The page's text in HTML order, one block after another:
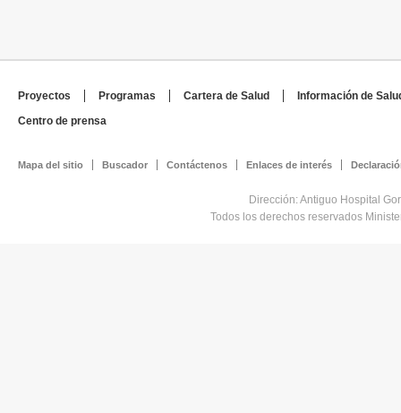
Proyectos Programas Cartera de Salud
Información de
Centro de prensa
Mapa del sitio Buscador Contáctenos Enlaces de interés
Dirección: Antiguo Hospital
Todos los derechos reservados